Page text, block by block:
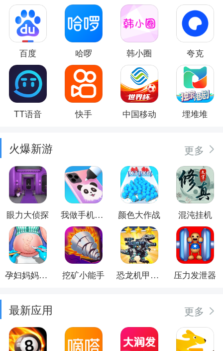
百度 哈啰 韩小圈 夸克
TT语音 快手 中国移动 埋堆堆
火爆新游 更多
眼力大侦探 我做手机壳特好看 颜色大作战 混沌挂机
孕妇妈妈日记 挖矿小能手 恐龙机甲射手 压力发泄器
最新应用 更多